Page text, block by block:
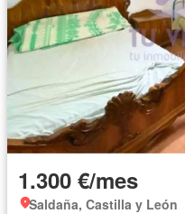
1.300 €/mes
Saldaña, Castilla y León